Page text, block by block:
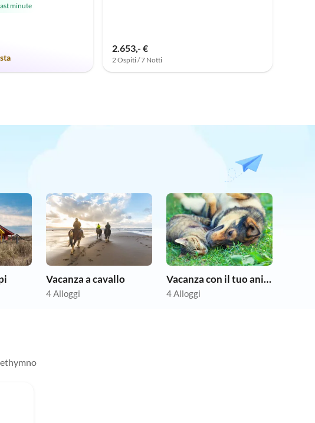
minute
2.653,- €
2 Ospiti / 7 Notti
Vacanza a cavallo
4 Alloggi
Vacanza con il tuo animale domestico
4 Alloggi